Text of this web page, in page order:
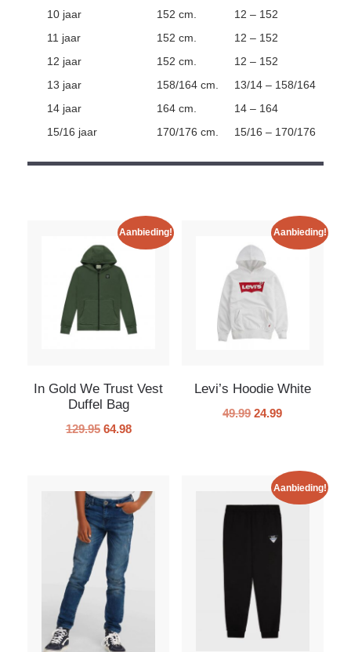
10 jaar 152 cm.
12 – 152
11 jaar
152 cm.
12 – 152
12 jaar
152 cm.
12 – 152
13 jaar
158/164 cm.
13/14 – 158/164
14 jaar
164 cm.
14 – 164
15/16 jaar
170/176 cm. 15/16 – 170/176
Aanbieding!
In Gold We Trust Vest
Duffel Bag
129.95 64.98
Aanbieding!
Levi’s Hoodie White
49.99 24.99
Aanbieding!